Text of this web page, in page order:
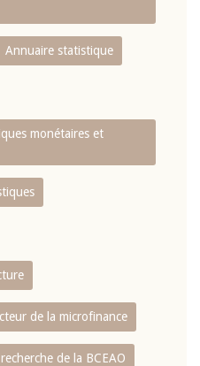
Annuaire statistique
monétaires et
de la microfinance
de la BCEAO